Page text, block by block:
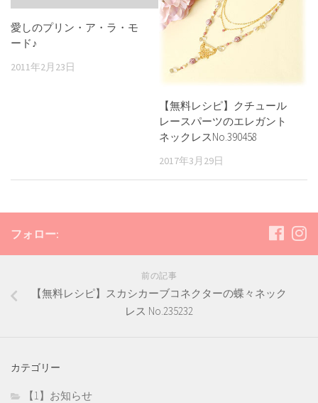
愛しのプリン・ア・ラ・モ
ード♪
2011年2月23日
【無料レシピ】クチュール
レースパーツのエレガント
ネックレスNo.390458
2017年3月29日
フォロー:
前の記事
【無料レシピ】スカシカーブコネクターの蝶々ネック
レス No.235232
カテゴリー
【1】お知らせ